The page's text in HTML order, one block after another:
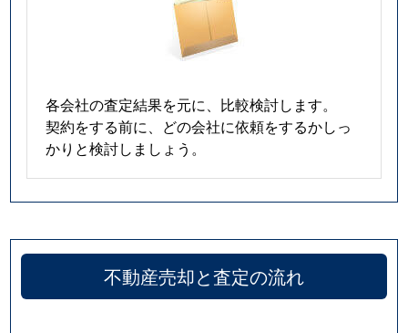
各会社の査定結果を元に、比較検討します。
契約をする前に、どの会社に依頼をするかしっ
かりと検討しましょう。
不動産売却と査定の流れ